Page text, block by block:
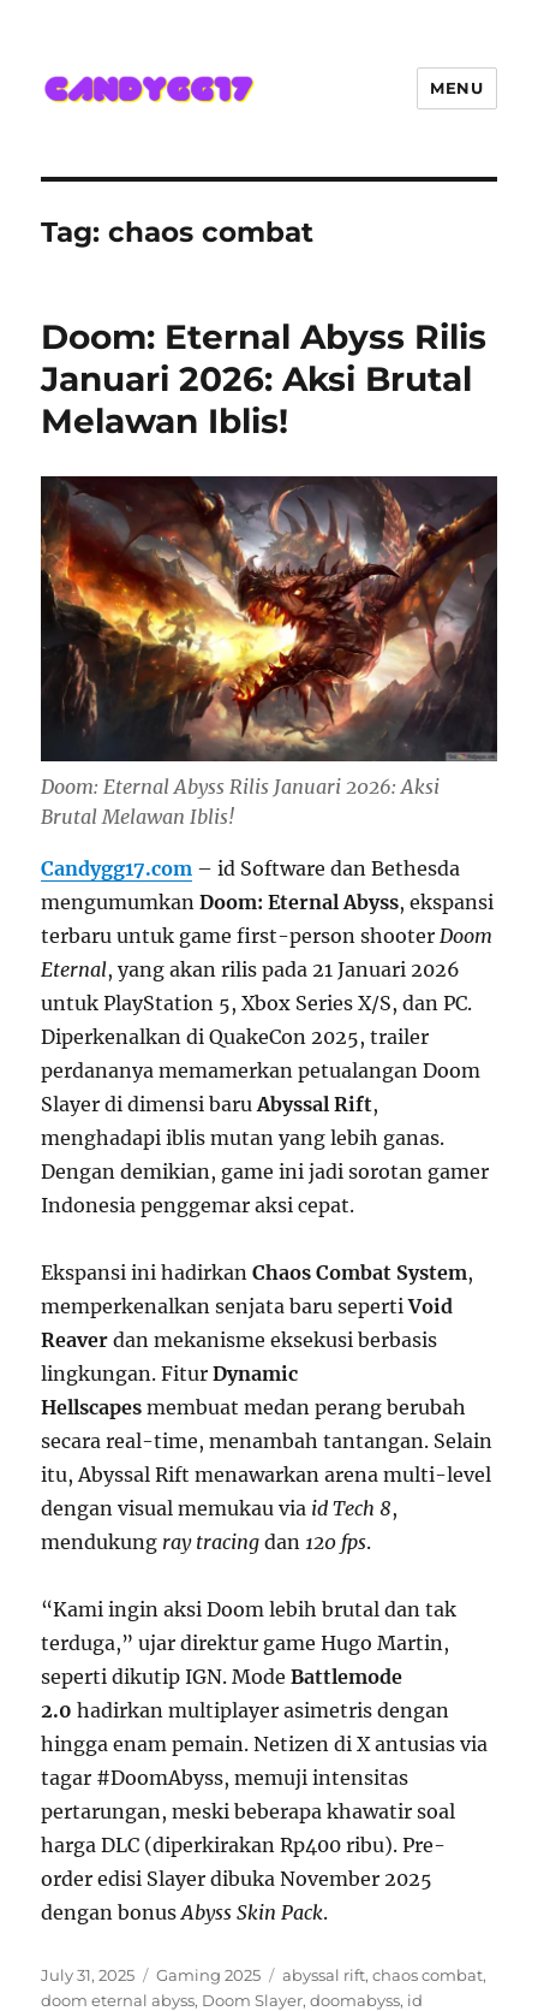
Hadir Semakin Mantap Jackpot
MENU
Tag:chaos combat
Doom: Eternal Abyss Rilis
Januari 2026: Aksi Brutal
Melawan Iblis!
Doom: Eternal Abyss Rilis Januari 2026: Aksi
Brutal Melawan Iblis!
Candygg17.com – id Software dan Bethesda
mengumumkanDoom: Eternal Abyss, ekspansi
terbaru untuk game first-person shooter Doom
Eternal, yang akan rilis pada 21 Januari 2026
untuk PlayStation 5, Xbox Series X/S, dan PC.
Diperkenalkan di QuakeCon 2025, trailer
perdananya memamerkan petualangan Doom
Slayer di dimensi baruAbyssal Rift,
menghadapi iblis mutan yang lebih ganas.
Dengan demikian, game ini jadi sorotan gamer
Indonesia penggemar aksi cepat.
Ekspansi ini hadirkanChaos Combat System,
memperkenalkan senjata baru sepertiVoid
Reaver dan mekanisme eksekusi berbasis
lingkungan. FiturDynamic
Hellscapes membuat medan perang berubah
secara real-time, menambah tantangan. Selain
itu, Abyssal Rift menawarkan arena multi-level
dengan visual memukau via id Tech 8,
mendukung ray tracing dan 120 fps.
“Kami ingin aksi Doom lebih brutal dan tak
terduga,” ujar direktur game Hugo Martin,
seperti dikutip IGN. ModeBattlemode
2.0 hadirkan multiplayer asimetris dengan
hingga enam pemain. Netizen di X antusias via
tagar #DoomAbyss, memuji intensitas
pertarungan, meski beberapa khawatir soal
harga DLC (diperkirakan Rp400 ribu). Pre-
order edisi Slayer dibuka November 2025
dengan bonusAbyss Skin Pack.
Posted
on
July 31, 2025 Categories
Gaming 2025 Tags
abyssal rift,chaos combat,
doom eternal abyss, Doom Slayer,doomabyss, id